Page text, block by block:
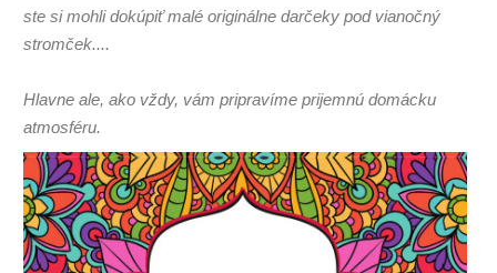
ste si mohli dokúpiť malé originálne darčeky pod vianočný
stromček....
Hlavne ale, ako vždy, vám pripravíme prijemnú domácku
atmosféru.